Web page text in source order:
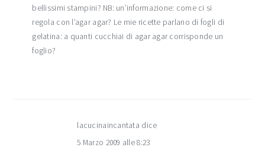
bellissimi stampini? NB: un’informazione: come ci si
regola con l’agar agar? Le mie ricette parlano di fogli di
gelatina: a quanti cucchiai di agar agar corrisponde un
foglio?
lacucinaincantata dice
5 Marzo 2009 alle 8:23